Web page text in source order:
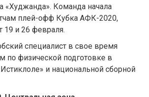
«Худжанда». Команда начала
плей-офф Кубка АФК-2020,
19 и 26 февраля.
специалист в свое время
по физической подготовке в
и национальной сборной